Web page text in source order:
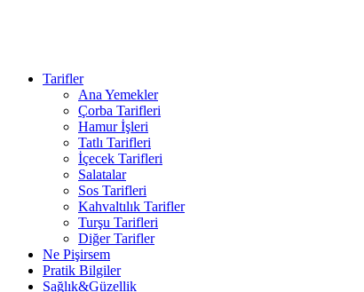
Tarifler
Ana Yemekler
Çorba Tarifleri
Hamur İşleri
Tatlı Tarifleri
İçecek Tarifleri
Salatalar
Sos Tarifleri
Kahvaltılık Tarifler
Turşu Tarifleri
Diğer Tarifler
Ne Pişirsem
Pratik Bilgiler
Sağlık&Güzellik